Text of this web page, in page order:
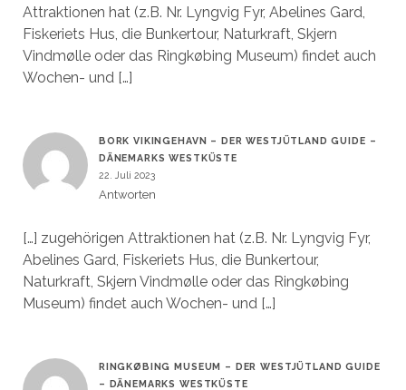
Attraktionen hat (z.B. Nr. Lyngvig Fyr, Abelines Gard,
Fiskeriets Hus, die Bunkertour, Naturkraft, Skjern
Vindmølle oder das Ringkøbing Museum) findet auch
Wochen- und […]
BORK VIKINGEHAVN – DER WESTJÜTLAND GUIDE –
DÄNEMARKS WESTKÜSTE
22. Juli 2023
Antworten
[…] zugehörigen Attraktionen hat (z.B. Nr. Lyngvig Fyr,
Abelines Gard, Fiskeriets Hus, die Bunkertour,
Naturkraft, Skjern Vindmølle oder das Ringkøbing
Museum) findet auch Wochen- und […]
RINGKØBING MUSEUM – DER WESTJÜTLAND GUIDE
– DÄNEMARKS WESTKÜSTE